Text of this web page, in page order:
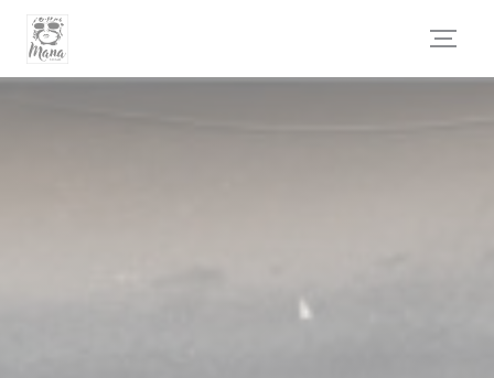
Personalización de sus opciones de cookies